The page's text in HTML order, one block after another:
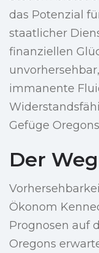
das Potenzial
staatlicher
finanziellen
immanente
Gefüge
Der
Ökonom
Prognosen auf
Oregons